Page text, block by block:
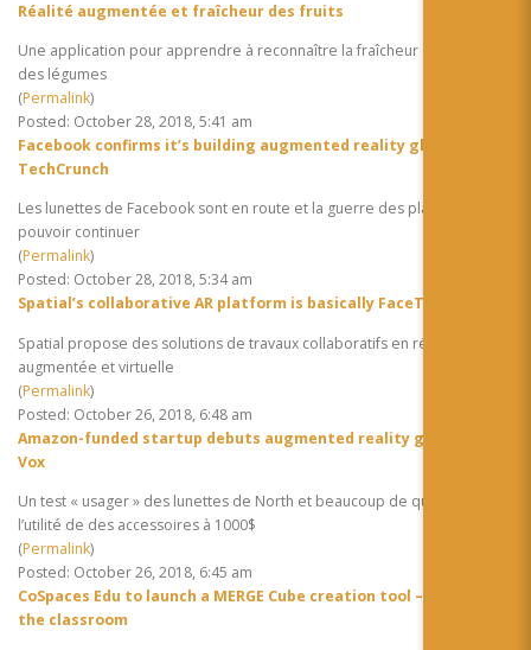
Réalité augmentée et fraîcheur des fruits
Une application pour apprendre à reconnaître la fraîcheur des fruits et
des légumes
(Permalink)
Posted: October 28, 2018, 5:41 am
Facebook confirms it’s building augmented reality glasses |
TechCrunch
Les lunettes de Facebook sont en route et la guerre des plateformes va
pouvoir continuer
(Permalink)
Posted: October 28, 2018, 5:34 am
Spatial’s collaborative AR platform is basically FaceTime in 3D
Spatial propose des solutions de travaux collaboratifs en réalité
augmentée et virtuelle
(Permalink)
Posted: October 26, 2018, 6:48 am
Amazon-funded startup debuts augmented reality glasses –
Vox
Un test « usager » des lunettes de North et beaucoup de questions sur
l’utilité de des accessoires à 1000$
(Permalink)
Posted: October 26, 2018, 6:45 am
CoSpaces Edu to launch a MERGE Cube creation tool – AR & VR in
the classroom